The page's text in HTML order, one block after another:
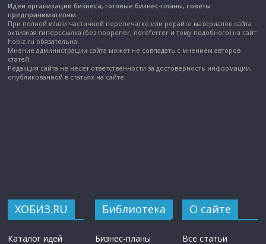
Идеи организации бизнеса, готовые бизнес-планы, советы
предпринимателям.
При полной и/или частичной перепечатке или рерайте материалов сайта
активная гиперссылка (без noopener, noreferrer и тому подобного) на сайт
hobiz.ru обязательна.
Мнение администрации сайта может не совпадать с мнением авторов
статей.
Редакция сайта не несет ответственности за достоверность информации,
опубликованной в статьях на сайте.
ХОБИЗ.RU
Каталог идей
Библиотека
Бизнес-планы
О сайте
Все статьи